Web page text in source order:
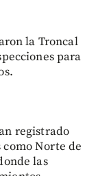
la Troncal
para
registrado
Norte de
las